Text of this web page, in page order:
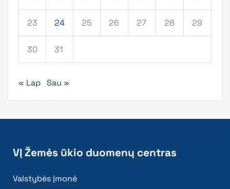
23 24 25 26 27 28 29
30 31
« Lap Sau »
VĮ Žemės ūkio duomenų centras
Valstybės įmonė